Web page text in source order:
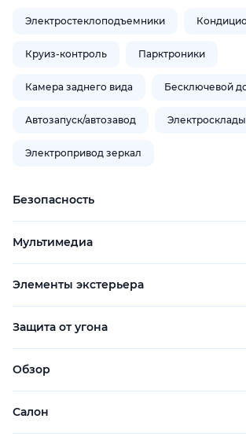
Электростеклоподъемники
Круиз-контроль Парктроники
Камера заднего вида Бесключевой
Автозапуск/автозавод
Электропривод зеркал
Безопасность
Мультимедиа
Элементы экстерьера
Защита от угона
Обзор
Салон